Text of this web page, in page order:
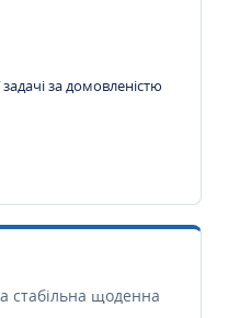
за домовленістю
стабільна щоденна